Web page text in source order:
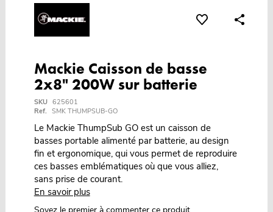
Mackie Caisson de basse
2x8" 200W sur batterie
SKU 625601
Ref. SMK THUMPSUB-GO
Le Mackie ThumpSub GO est un caisson de
basses portable alimenté par batterie, au design
fin et ergonomique, qui vous permet de reproduire
ces basses emblématiques où que vous alliez,
sans prise de courant.
En savoir plus
Soyez le premier à commenter ce produit